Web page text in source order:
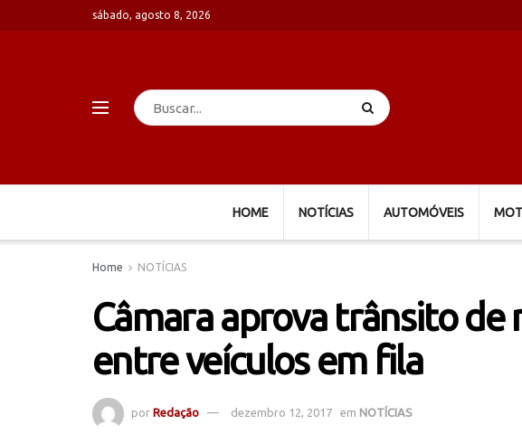
sábado, agosto 8, 2026
HOME NOTÍCIAS AUTOMÓVEIS
Home NOTÍCIAS
Câmara aprova trânsito de
entre veículos em fila
por Redação dezembro 12, 2017 em NOTÍCIAS